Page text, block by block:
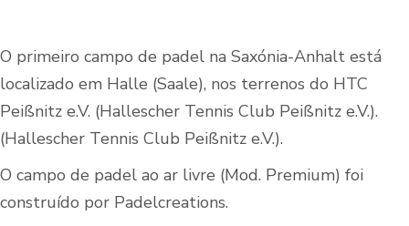
O primeiro campo de padel na Saxónia-Anhalt está
localizado em Halle (Saale), nos terrenos do HTC
Peißnitz e.V. (Hallescher Tennis Club Peißnitz e.V.).
(Hallescher Tennis Club Peißnitz e.V.).
O campo de padel ao ar livre (Mod. Premium) foi
construído por Padelcreations.